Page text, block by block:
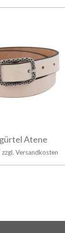
Atene
zzgl. Versandkosten